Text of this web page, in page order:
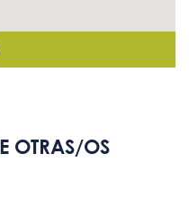
OTRAS/OS